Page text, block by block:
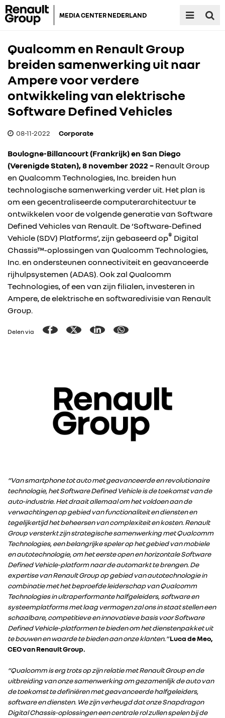
MEDIA CENTER NEDERLAND
Qualcomm en Renault Group
breiden samenwerking uit naar
Ampere voor verdere
ontwikkeling van elektrische
Software Defined Vehicles
08-11-2022 Corporate
Boulogne-Billancourt (Frankrijk) en San Diego
(Verenigde Staten), 8 november 2022 – Renault Group
en Qualcomm Technologies, Inc. breiden hun
technologische samenwerking verder uit. Het plan is
om een gecentraliseerde computerarchitectuur te
ontwikkelen voor de volgende generatie van Software
Defined Vehicles van Renault. De ‘Software-Defined
Vehicle (SDV) Platforms’, zijn gebaseerd op® Digital
Chassis™-oplossingen van Qualcomm Technologies,
Inc. en ondersteunen connectiviteit en geavanceerde
rijhulpsystemen (ADAS). Ook zal Qualcomm
Technologies, of een van zijn filialen, investeren in
Ampere, de elektrische en softwaredivisie van Renault
Group.
Delen via
“Van smartphone tot auto met geavanceerde en revolutionaire
technologie, het Software Defined Vehicle is de toekomst van de
auto-industrie. Het draait allemaal om het voldoen aan de
verwachtingen op gebied van functionaliteit en diensten en
tegelijkertijd het beheersen van complexiteit en kosten. Renault
Group versterkt zijn strategische samenwerking met Qualcomm
Technologies, een belangrijke speler op het gebied van mobiele
en autotechnologie, om het eerste open en horizontale Software
Defined Vehicle-platform naar de automarkt te brengen. De
expertise van Renault Group op gebied van autotechnologie in
combinatie met het beproefde leiderschap van Qualcomm
Technologies in ultraperformante halfgeleiders, software en
systeemplatforms met laag vermogen zal ons in staat stellen een
schaalbare, competitieve en innovatieve basis voor Software
Defined Vehicle-platformen te bieden om het dienstenpakket uit
te bouwen en waarde te bieden aan onze klanten.”Luca de Meo,
CEO van Renault Group.
“Qualcomm is erg trots op zijn relatie met Renault Group en de
uitbreiding van onze samenwerking om gezamenlijk de auto van
de toekomst te definiëren met geavanceerde halfgeleiders,
software en diensten. We zijn verheugd dat onze Snapdragon
Digital Chassis-oplossingen een centrale rol zullen spelen bij de